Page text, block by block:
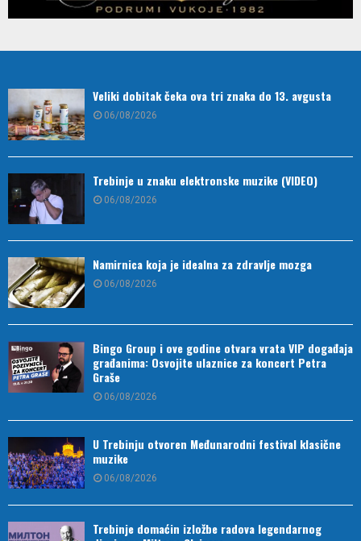
Veliki dobitak čeka ova tri znaka do 13. avgusta
06/08/2026
Trebinje u znaku elektronske muzike (VIDEO)
06/08/2026
Namirnica koja je idealna za zdravlje mozga
06/08/2026
Bingo Group i ove godine otvara vrata VIP događaja
građanima: Osvojite ulaznice za koncert Petra
Graše
06/08/2026
U Trebinju otvoren Međunarodni festival klasične
muzike
06/08/2026
Trebinje domaćin izložbe radova legendarnog